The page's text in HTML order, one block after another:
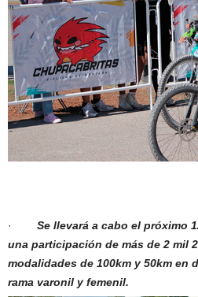
· Se llevará a cabo el próximo
una participación de más de 2 mil
modalidades de 100km y 50km en
rama varonil y femenil.